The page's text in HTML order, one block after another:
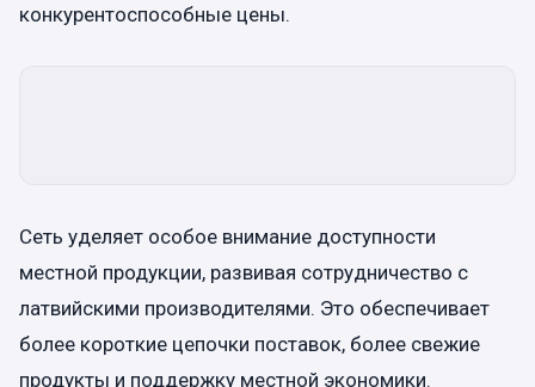
конкурентоспособные цены.
Сеть уделяет особое внимание доступности
местной продукции, развивая сотрудничество с
латвийскими производителями. Это обеспечивает
более короткие цепочки поставок, более свежие
продукты и поддержку местной экономики.